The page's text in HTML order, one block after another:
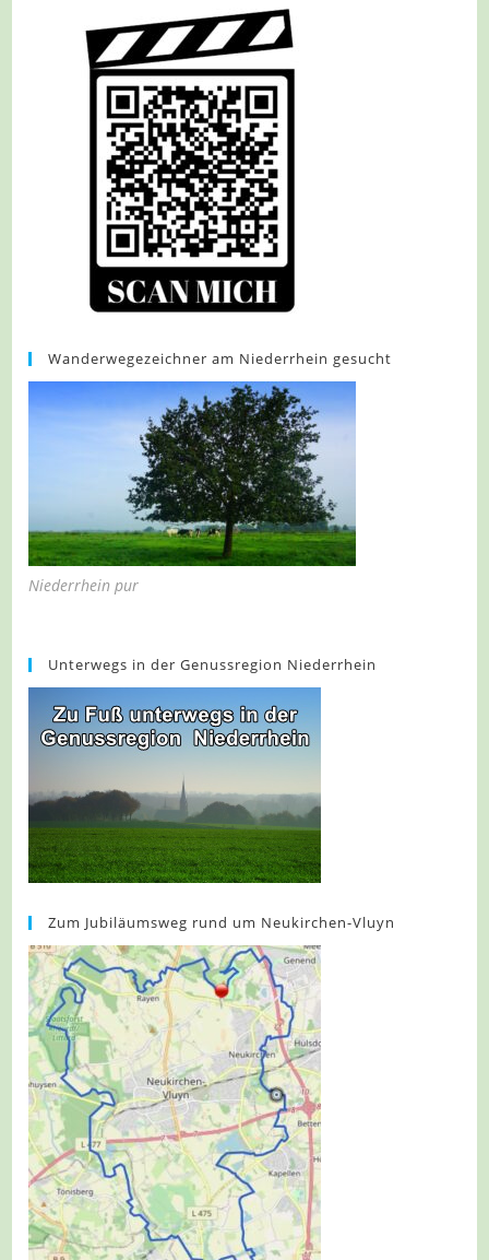
–
Geschichte
Einer
Kulturlandschaft
Wanderwegezeichner am Niederrhein gesucht
Niederrhein pur
Unterwegs in der Genussregion Niederrhein
Zum Jubiläumsweg rund um Neukirchen-Vluyn